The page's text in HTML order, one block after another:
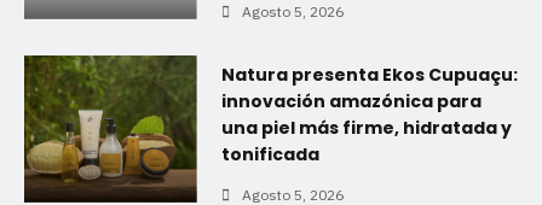
Agosto 5, 2026
Natura presenta Ekos Cupuaçu:
innovación amazónica para
una piel más firme, hidratada y
tonificada
Agosto 5, 2026